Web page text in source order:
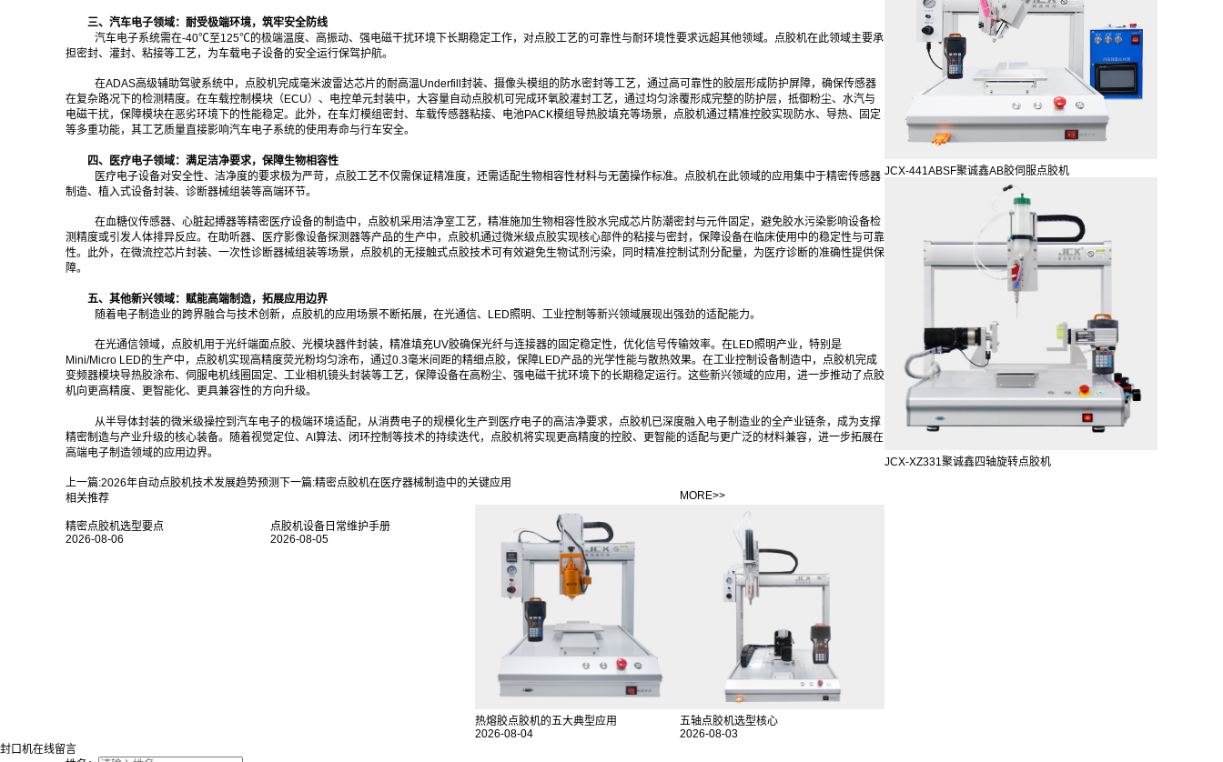
三、汽车电子领域：耐受极端环境，筑牢安全防线
汽车电子系统需在-40℃至125℃的极端温度、高振动、强电磁干扰环境下长期稳定工作，对点胶工艺的可靠性与耐环境性要求远超其他领域。点胶机在此领域主要承
担密封、灌封、粘接等工艺，为车载电子设备的安全运行保驾护航。
在ADAS高级辅助驾驶系统中，点胶机完成毫米波雷达芯片的耐高温Underfill封装、摄像头模组的防水密封等工艺，通过高可靠性的胶层形成防护屏障，确保传感器
在复杂路况下的检测精度。在车载控制模块（ECU）、电控单元封装中，大容量自动点胶机可完成环氧胶灌封工艺，通过均匀涂覆形成完整的防护层，抵御粉尘、水汽与
电磁干扰，保障模块在恶劣环境下的性能稳定。此外，在车灯模组密封、车载传感器粘接、电池PACK模组导热胶填充等场景，点胶机通过精准控胶实现防水、导热、固定
等多重功能，其工艺质量直接影响汽车电子系统的使用寿命与行车安全。
四、医疗电子领域：满足洁净要求，保障生物相容性
医疗电子设备对安全性、洁净度的要求极为严苛，点胶工艺不仅需保证精准度，还需适配生物相容性材料与无菌操作标准。点胶机在此领域的应用集中于精密传感器
制造、植入式设备封装、诊断器械组装等高端环节。
在血糖仪传感器、心脏起搏器等精密医疗设备的制造中，点胶机采用洁净室工艺，精准施加生物相容性胶水完成芯片防潮密封与元件固定，避免胶水污染影响设备检
测精度或引发人体排异反应。在助听器、医疗影像设备探测器等产品的生产中，点胶机通过微米级点胶实现核心部件的粘接与密封，保障设备在临床使用中的稳定性与可靠
性。此外，在微流控芯片封装、一次性诊断器械组装等场景，点胶机的无接触式点胶技术可有效避免生物试剂污染，同时精准控制试剂分配量，为医疗诊断的准确性提供保
障。
五、其他新兴领域：赋能高端制造，拓展应用边界
随着电子制造业的跨界融合与技术创新，点胶机的应用场景不断拓展，在光通信、LED照明、工业控制等新兴领域展现出强劲的适配能力。
在光通信领域，点胶机用于光纤端面点胶、光模块器件封装，精准填充UV胶确保光纤与连接器的固定稳定性，优化信号传输效率。在LED照明产业，特别是
Mini/Micro LED的生产中，点胶机实现高精度荧光粉均匀涂布，通过0.3毫米间距的精细点胶，保障LED产品的光学性能与散热效果。在工业控制设备制造中，点胶机完成
变频器模块导热胶涂布、伺服电机线圈固定、工业相机镜头封装等工艺，保障设备在高粉尘、强电磁干扰环境下的长期稳定运行。这些新兴领域的应用，进一步推动了点胶
机向更高精度、更智能化、更具兼容性的方向升级。
从半导体封装的微米级操控到汽车电子的极端环境适配，从消费电子的规模化生产到医疗电子的高洁净要求，点胶机已深度融入电子制造业的全产业链条，成为支撑
精密制造与产业升级的核心装备。随着视觉定位、AI算法、闭环控制等技术的持续迭代，点胶机将实现更高精度的控胶、更智能的适配与更广泛的材料兼容，进一步拓展在
高端电子制造领域的应用边界。
上一篇:2026年自动点胶机技术发展趋势预测 下一篇:精密点胶机在医疗器械制造中的关键应用
相关推荐
MORE>>
精密点胶机选型要点
2026-08-06
点胶机设备日常维护手册
2026-08-05
热熔胶点胶机的五大典型应用
2026-08-04
五轴点胶机选型核心
2026-08-03
JCX-441ABSF聚诚鑫AB胶伺服点胶机
JCX-XZ331聚诚鑫四轴旋转点胶机
封口机在线留言